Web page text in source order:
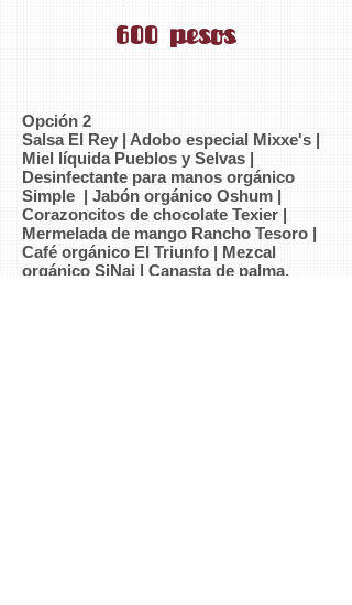
600 pesos
Opción 2
Salsa El Rey | Adobo especial Mixxe's |
Miel líquida Pueblos y Selvas |
Desinfectante para manos orgánico
Simple | Jabón orgánico Oshum |
Corazoncitos de chocolate Texier |
Mermelada de mango Rancho Tesoro |
Café orgánico El Triunfo | Mezcal
orgánico SiNai | Canasta de palma,